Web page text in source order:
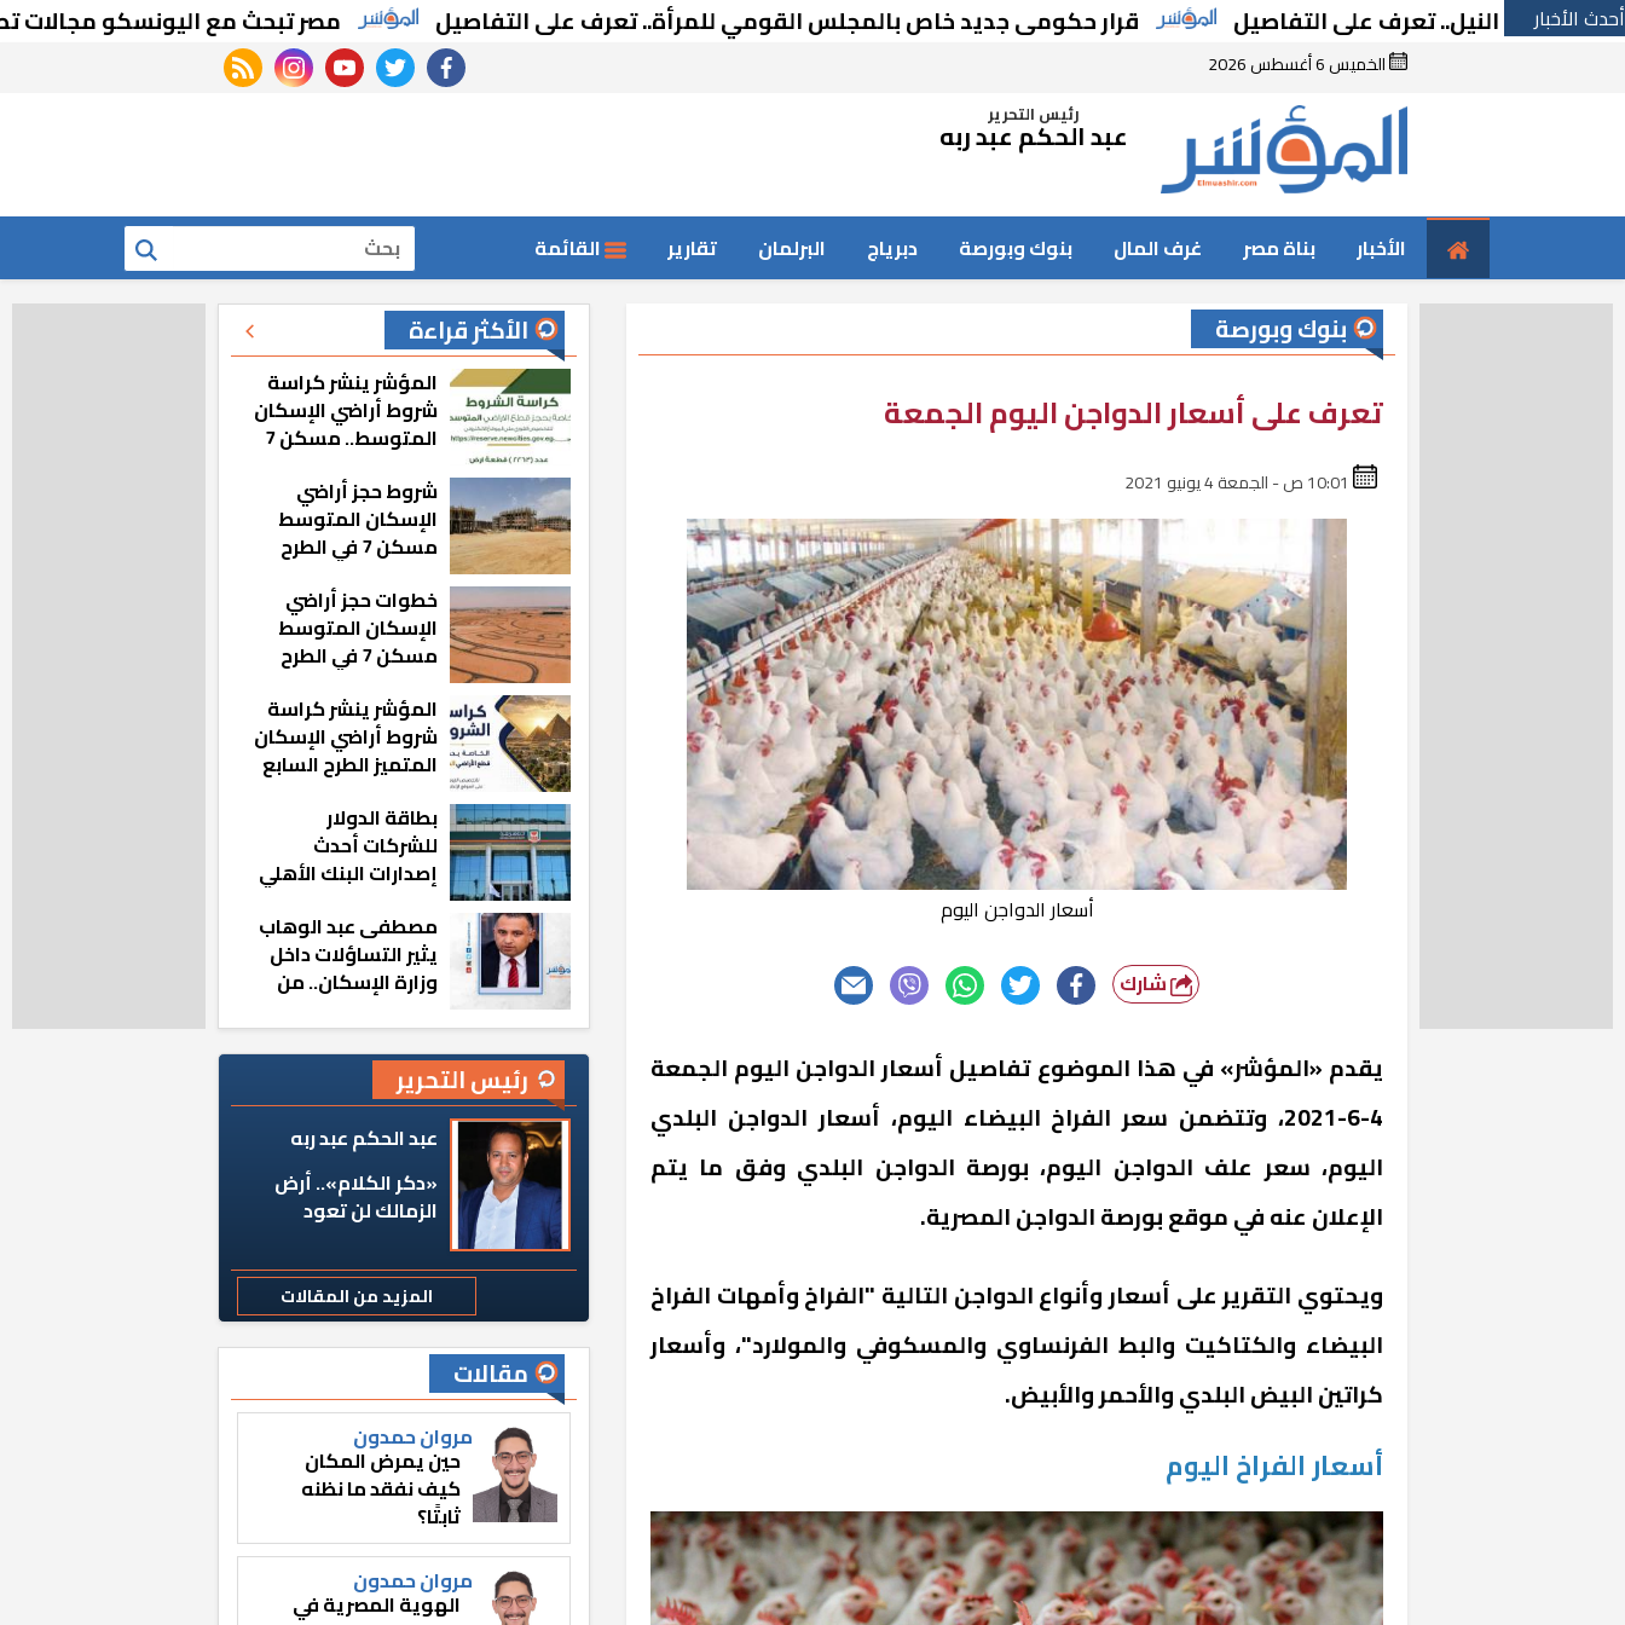
أحدث الأخبارتعرف على التفاصيل قرار حكومى جديد خاص بالمجلس القومي للمرأة.. تعرف على التفاصيل مصر تبحث مع اليونسكو مجالات تطوير التعليم
الخميس 6 أغسطس 2026 facebook
twitter
youtube
instagram
rss feed
رئيس التحرير
عبد الحكم عبد ربه
الأخبار بناة مصر غرف المال بنوك وبورصة دبرياج البرلمان تقارير القائمة بحث
بنوك وبورصة
تعرف على أسعار الدواجن اليوم الجمعة
أسعار الدواجن اليوم
شارك
يقدم «المؤشر» في هذا الموضوع تفاصيل أسعار الدواجن اليوم الجمعة
4-6-2021، وتتضمن سعر الفراخ البيضاء اليوم، أسعار الدواجن البلدي
اليوم، سعر علف الدواجن اليوم، بورصة الدواجن البلدي وفق ما يتم
الإعلان عنه في موقع بورصة الدواجن المصرية.
ويحتوي التقرير على أسعار وأنواع الدواجن التالية "الفراخ وأمهات الفراخ
البيضاء والكتاكيت والبط الفرنساوي والمسكوفي والمولارد"، وأسعار
كراتين البيض البلدي والأحمر والأبيض.
أسعار الفراخ اليوم
الأكثر قراءة
المؤشر ينشر كراسة
شروط أراضي الإسكان
المتوسط.. مسكن 7
شروط حجز أراضي
الإسكان المتوسط
مسكن 7 في الطرح
خطوات حجز أراضي
الإسكان المتوسط
مسكن 7 في الطرح
المؤشر ينشر كراسة
شروط أراضي الإسكان
المتميز الطرح السابع
بطاقة الدولار
للشركات أحدث
إصدارات البنك الأهلي
ماستركارد
مصطفى عبد الوهاب
يثير التساؤلات داخل
وزارة الإسكان.. من
المناصب؟
رئيس التحرير
عبد الحكم عبد ربه
«دكر الكلام».. أرض
الزمالك لن تعود
المزيد من المقالات
مقالات
مروان حمدون
حين يمرض المكان
كيف نفقد ما نظنه
ثابتًا؟
مروان حمدون
الهوية المصرية في